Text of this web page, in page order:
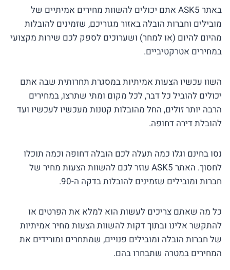
באתר ASK5 אתם יכולים להשוות מחירים אמיתיים של
מובילים וחברות הובלה באזור מגוריכם, שזמינים להובלות
מהיום להיום (או למחר) ושערוכים לספק לכם שירות מקצועי
במחירים אטרקטיביים.
השוו עכשיו הצעות אמיתיות במסגרת תחרותית שבה אתם
יכולים להוביל כל דבר, לכל מקום ומתי שתרצו, במחירים
הרבה יותר זולים, החל מהובלות קטנות מעכשיו לעכשיו ועד
להובלת דירה דחופה.
נסו בחינם וגלו כמה תעלה לכם הובלה דחופה וכמה תוכלו
לחסוך. האתר ASK5 עוזר לכם להשוות הצעות מחיר של
חברות ומובילים שזמינים להובלות בדקה ה-90.
כל מה שאתם צריכים לעשות הוא למלא את הפרטים או
להתקשר אלינו ובתוך דקות להשוות הצעות מחיר אמיתיות
של חברות הובלה ומובילים פנויים, שמתחרים ומורידים את
המחירים במטרה שתבחרו בהם.